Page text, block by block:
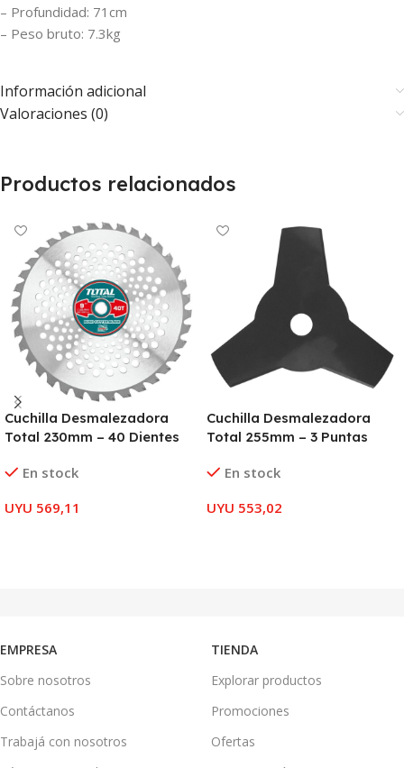
– Profundidad: 71cm
– Peso bruto: 7.3kg
Información adicional
Valoraciones (0)
Productos relacionados
Cuchilla Desmalezadora
Total 230mm – 40 Dientes
En stock
UYU 569,11
Cuchilla Desmalezadora
Total 255mm – 3 Puntas
En stock
UYU 553,02
EMPRESA
Sobre nosotros
Contáctanos
Trabajá con nosotros
TIENDA
Explorar productos
Promociones
Ofertas